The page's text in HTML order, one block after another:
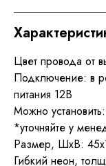
Цвет провода от
Подключение: в
питания 12В
Можно
*уточняйте у
Размер, ШхВ:
Гибкий неон,